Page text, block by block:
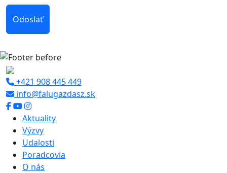
Odoslať
+421 908 445 449
info@falugazdasz.sk
Aktuality
Výzvy
Udalosti
Poradcovia
O nás